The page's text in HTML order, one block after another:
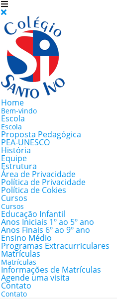
Home
Bem-vindo
Escola
Escola
Proposta Pedagógica
PEA-UNESCO
História
Equipe
Estrutura
Área de Privacidade
Política de Privacidade
Política de Cokies
Cursos
Cursos
Educação Infantil
Anos Iniciais 1º ao 5º ano
Anos Finais 6º ao 9º ano
Ensino Médio
Programas Extracurriculares
Matrículas
Matrículas
Informações de Matrículas
Agende uma visita
Contato
Contato